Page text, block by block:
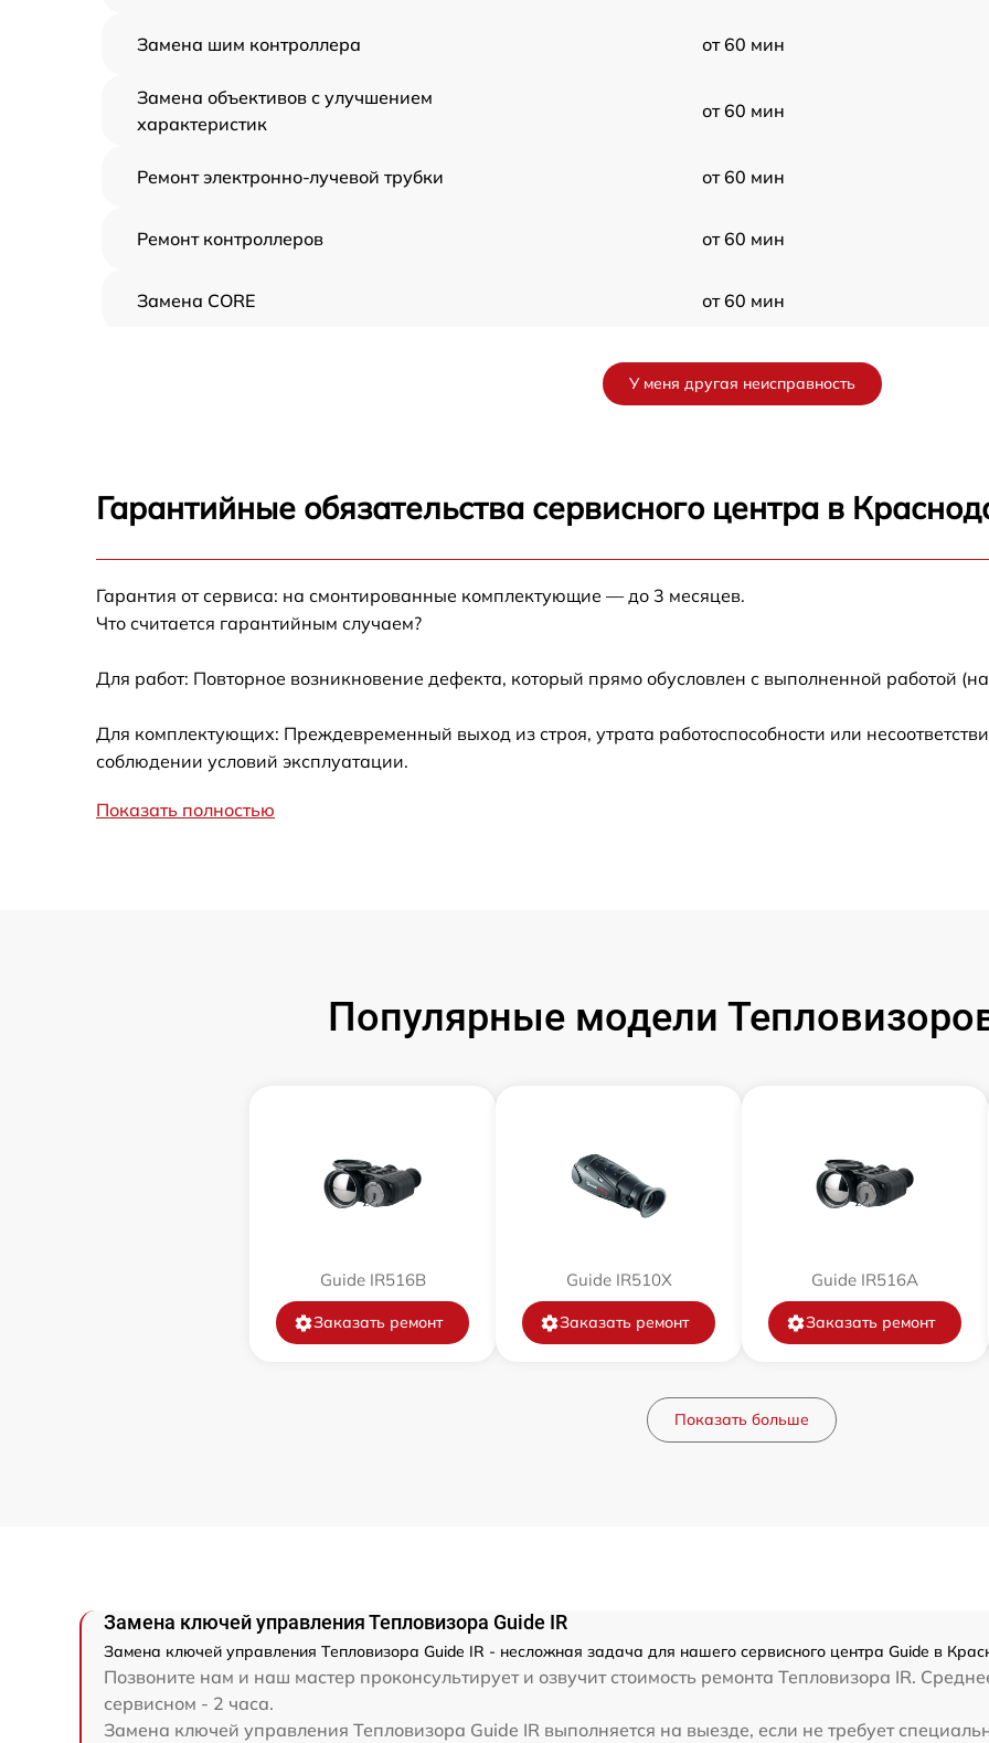
Замена шим контроллера от 60 мин
Замена объективов с улучшением
характеристик
от 60 мин
Ремонт электронно-лучевой трубки от 60 мин
Ремонт контроллеров от 60 мин
Замена CORE от 60 мин
от 60 мин
Ремонт встроенного дальнометра и
других устройств
Замена микросхемы логики от 60 мин
Замена ключей управления от 60 мин
Ремонт цепи питания
Прошивка (Обновление ПО)
Восстановление после попадания влаги от 60 мин
от 60 мин
У меня другая неисправность
Гарантийные обязательства сервисного центра в
Гарантия от сервиса: на смонтированные комплектующие — до 3 месяцев.
Что считается гарантийным случаем?
Для работ: Повторное возникновение дефекта, который прямо обусловлен с выполненной работой
Для комплектующих: Преждевременный выход из строя, утрата работоспособности или
соблюдении условий эксплуатации.
Показать полностью
Популярные модели
Guide IR516B
Заказать ремонт
Guide IR510X
Заказать ремонт
Guide IR516A
Заказать ремонт
Показать больше
Замена ключей управления Тепловизора Guide IR
Замена ключей управления Тепловизора Guide IR - несложная задача для нашего сервисного центра Guide в
Позвоните нам и наш мастер проконсультирует и озвучит стоимость ремонта Тепловизора IR.
сервисном - 2 часа.
Замена ключей управления Тепловизора Guide IR выполняется на выезде, если не требует